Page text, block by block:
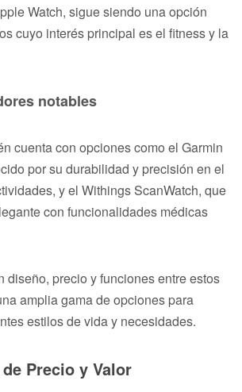
Watch, sigue siendo una opción
cuyo interés principal es el fitness y la
notables
cuenta con opciones como el Garmin
por su durabilidad y precisión en el
y el Withings ScanWatch, que
con funcionalidades médicas
diseño, precio y funciones entre estos
amplia gama de opciones para
estilos de vida y necesidades.
Precio y Valor